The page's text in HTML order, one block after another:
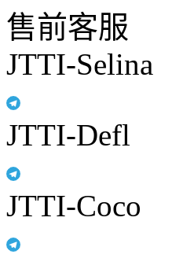
售前客服
JTTI-Selina
JTTI-Defl
JTTI-Coco